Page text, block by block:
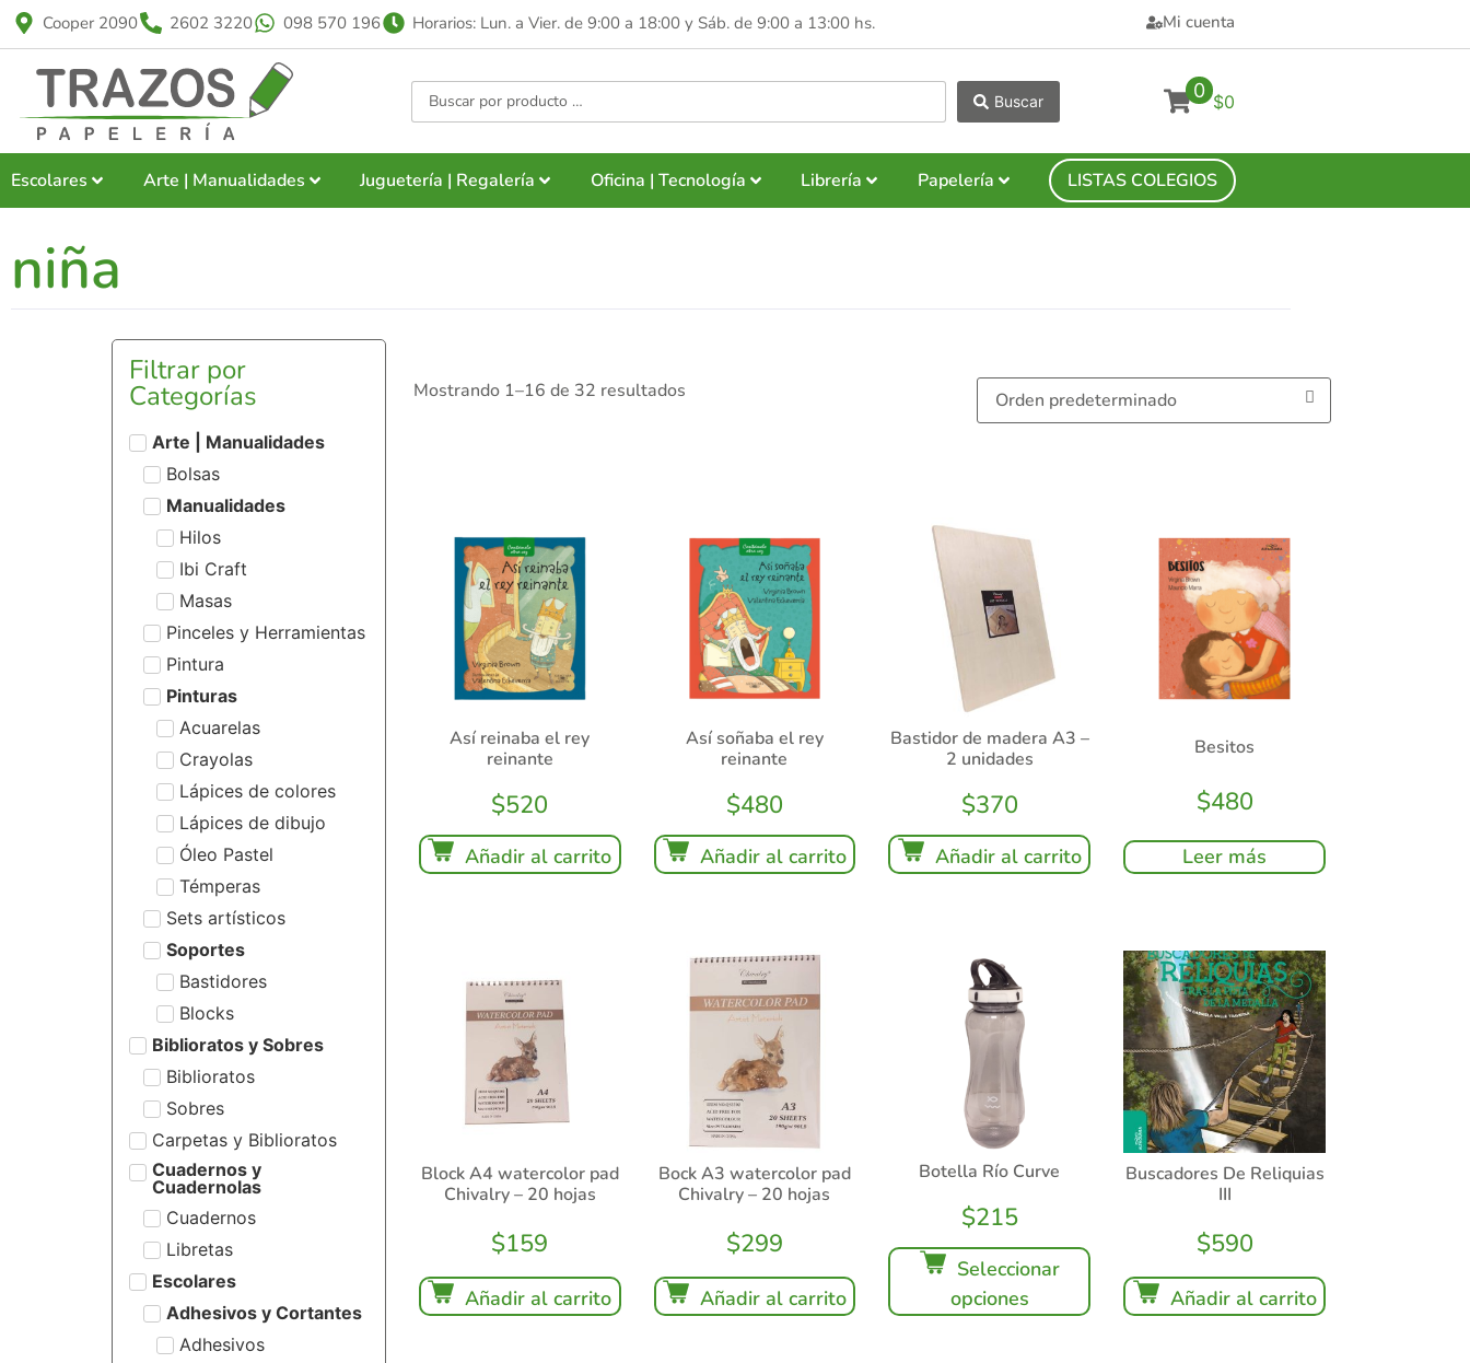
Cooper 2090 2602 3220 098 570 196 Horarios: Lun. a Vier. de 9:00 a 18:00 y Sáb. de 9:00 a 13:00 hs. Mi cuenta
Buscar 0 $0
Escolares Arte | Manualidades Juguetería | Regalería Oficina | Tecnología Librería Papelería LISTAS COLEGIOS
niña
Filtrar por
Categorías
Arte | Manualidades
Bolsas
Manualidades
Hilos
Ibi Craft
Masas
Pinceles y Herramientas
Pintura
Pinturas
Acuarelas
Crayolas
Lápices de colores
Lápices de dibujo
Óleo Pastel
Témperas
Sets artísticos
Soportes
Bastidores
Blocks
Biblioratos y Sobres
Biblioratos
Sobres
Carpetas y Biblioratos
Cuadernos y
Cuadernolas
Cuadernos
Libretas
Escolares
Adhesivos y Cortantes
Adhesivos
Mostrando 1–16 de 32 resultados
Así reinaba el rey
reinante
$520
Añadir al carrito
Así soñaba el rey
reinante
$480
Añadir al carrito
Bastidor de madera A3 –
2 unidades
$370
Añadir al carrito
Besitos
$480
Leer más
Block A4 watercolor pad
Chivalry – 20 hojas
$159
Añadir al carrito
Bock A3 watercolor pad
Chivalry – 20 hojas
$299
Añadir al carrito
Botella Río Curve
$215
Seleccionar
opciones
Buscadores De Reliquias
III
$590
Añadir al carrito